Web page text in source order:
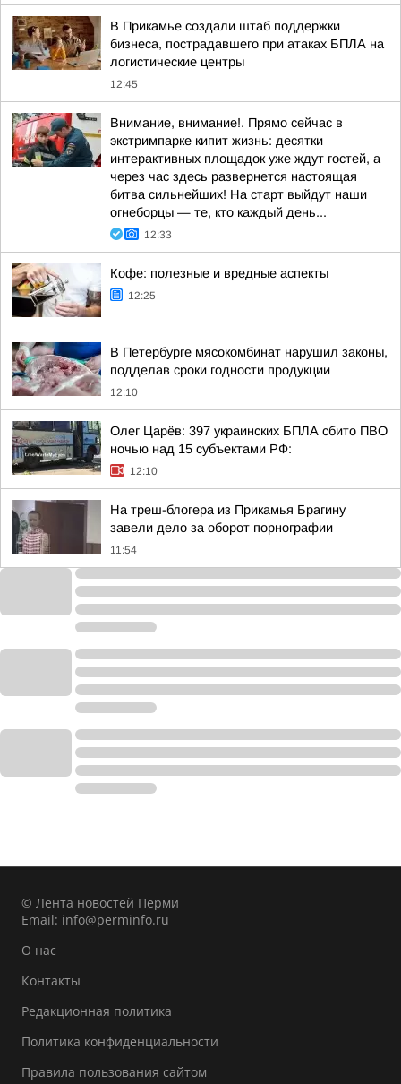
В Прикамье создали штаб поддержки
бизнеса, пострадавшего при атаках БПЛА на
логистические центры
12:45
Внимание, внимание!. Прямо сейчас в
экстримпарке кипит жизнь: десятки
интерактивных площадок уже ждут гостей, а
через час здесь развернется настоящая
битва сильнейших! На старт выйдут наши
огнеборцы — те, кто каждый день...
12:33
Кофе: полезные и вредные аспекты
12:25
В Петербурге мясокомбинат нарушил законы,
подделав сроки годности продукции
12:10
Олег Царёв: 397 украинских БПЛА сбито ПВО
ночью над 15 субъектами РФ:
12:10
На треш-блогера из Прикамья Брагину
завели дело за оборот порнографии
11:54
© Лента новостей Перми
Email: info@perminfo.ru
О нас
Контакты
Редакционная политика
Политика конфиденциальности
Правила пользования сайтом